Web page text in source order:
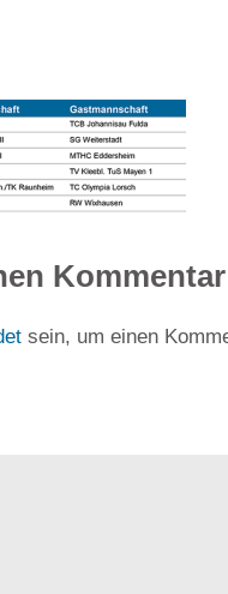
Kommentar
sein, um einen